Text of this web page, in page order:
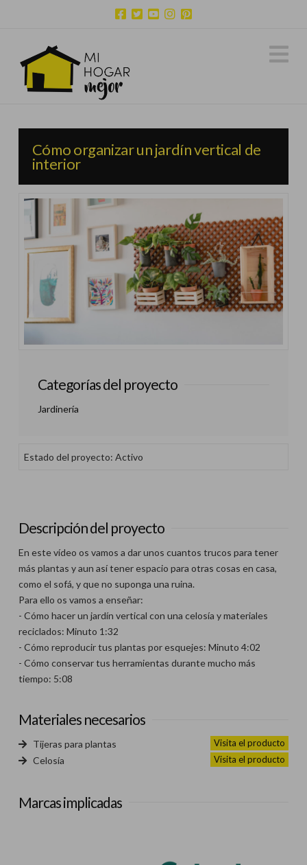
Cómo organizar un jardín vertical de
interior
Categorías del proyecto
Jardinería
Estado del proyecto: Activo
Descripción del proyecto
En este vídeo os vamos a dar unos cuantos trucos para tener
más plantas y aun así tener espacio para otras cosas en casa,
como el sofá, y que no suponga una ruina.
Para ello os vamos a enseñar:
- Cómo hacer un jardín vertical con una celosía y materiales
reciclados: Minuto 1:32​
- Cómo reproducir tus plantas por esquejes: Minuto 4:02​
- Cómo conservar tus herramientas durante mucho más
tiempo: 5:08
Materiales necesarios
Tijeras para plantas Visita el producto
Celosía Visita el producto
Marcas implicadas